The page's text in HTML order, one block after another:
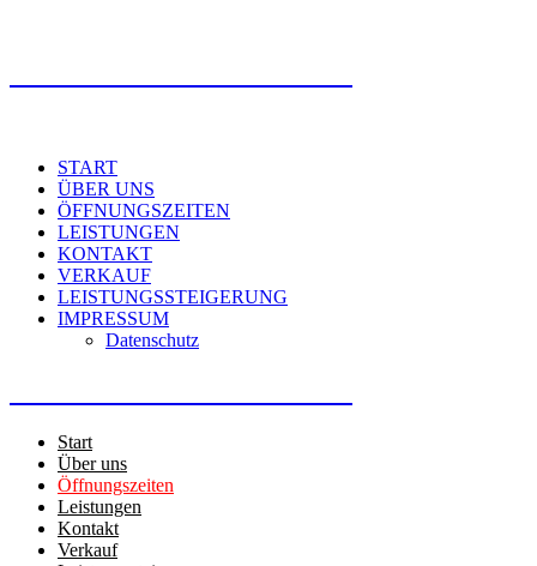
START
ÜBER UNS
ÖFFNUNGSZEITEN
LEISTUNGEN
KONTAKT
VERKAUF
LEISTUNGSSTEIGERUNG
IMPRESSUM
Datenschutz
Start
Über uns
Öffnungszeiten
Leistungen
Kontakt
Verkauf